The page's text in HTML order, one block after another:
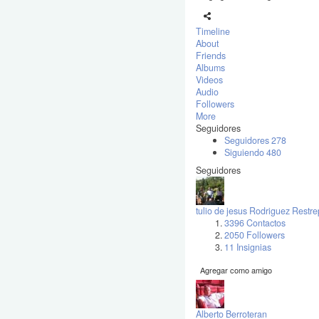
Timeline
About
Friends
Albums
Videos
Audio
Followers
More
Seguidores
Seguidores278
Siguiendo480
Seguidores
tulio de jesus Rodriguez
3396 Contactos
2050 Followers
11 Insignias
Agregar como amigo
Alberto Berroteran